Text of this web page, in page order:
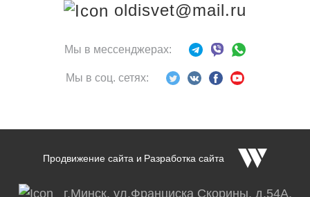
oldisvet@mail.ru
Мы в мессенджерах:
Мы в соц. сетях:
г.Минск, ул.Франциска Скорины, д.54А,
Продвижение сайта и Разработка сайта